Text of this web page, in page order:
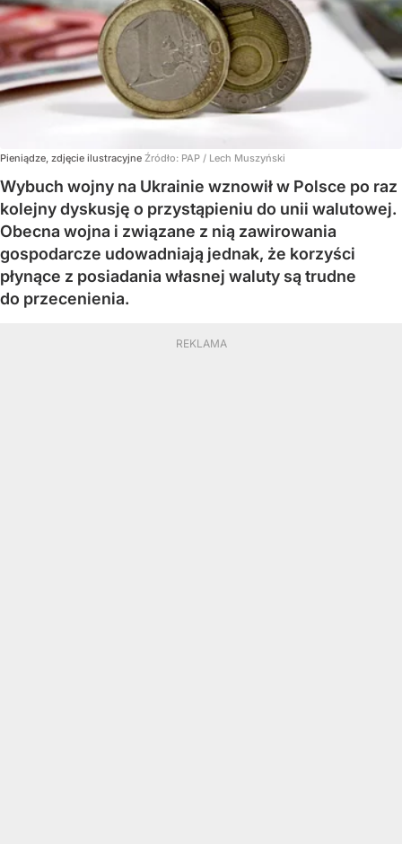
Pieniądze, zdjęcie ilustracyjne Źródło: PAP / Lech Muszyński
Wybuch wojny na Ukrainie wznowił w Polsce po raz
kolejny dyskusję o przystąpieniu do unii walutowej.
Obecna wojna i związane z nią zawirowania
gospodarcze udowadniają jednak, że korzyści
płynące z posiadania własnej waluty są trudne
do przecenienia.